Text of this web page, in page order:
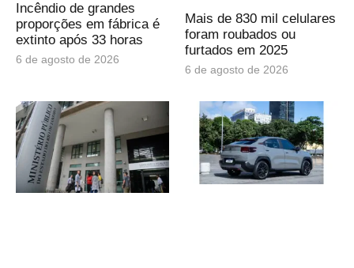
Incêndio de grandes
proporções em fábrica é
extinto após 33 horas
6 de agosto de 2026
Mais de 830 mil celulares
foram roubados ou
furtados em 2025
6 de agosto de 2026